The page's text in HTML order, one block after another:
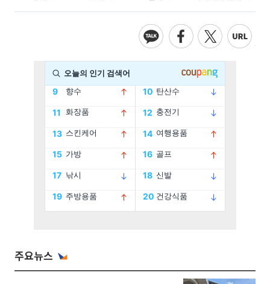
주요뉴스